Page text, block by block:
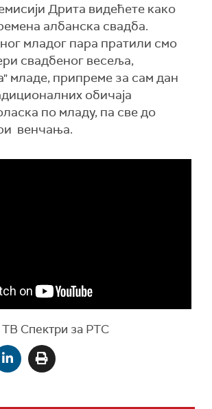
Дрита видећете како
албанска свадба.
младог пара пратили смо
свадбеног весеља,
младе, припреме за сам дан
обичаја
по младу, па све до
венчања.
Спектри за РТС